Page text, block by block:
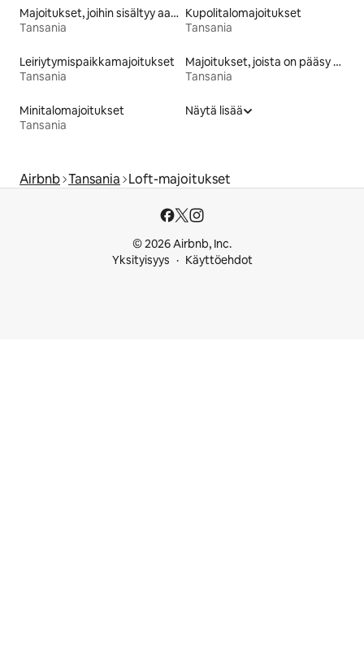
Majoitukset, joihin sisältyy aamiainen
Tansania
Kupolitalomajoitukset
Tansania
Leiriytymispaikkamajoitukset
Tansania
Majoitukset, joista on pääsy rannalle
Tansania
Minitalomajoitukset
Tansania
Näytä lisää
Airbnb Tansania Loft-majoitukset
© 2026 Airbnb, Inc.
Yksityisyys
Käyttöehdot